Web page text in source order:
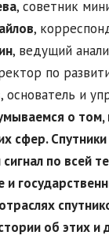
, советник
,
, ведущий
по
, основатель и
о том,
сфер.
по всей
и
об этих